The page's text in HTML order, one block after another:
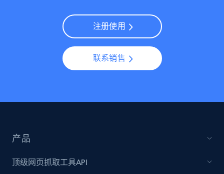
注册使用
联系销售
产品
顶级网页抓取工具API